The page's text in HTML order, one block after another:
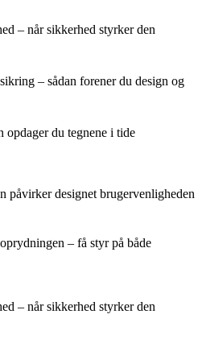
– når sikkerhed styrker den
– sådan forener du design og
opdager du tegnene i tide
påvirker designet brugervenligheden
– få styr på både
– når sikkerhed styrker den